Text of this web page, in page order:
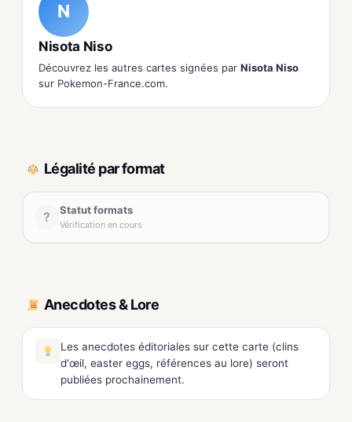
N
Nisota Niso
Découvrez les autres cartes signées par Nisota Niso
sur Pokemon-France.com.
Légalité par format
? Statut formats
Vérification en cours
Anecdotes & Lore
Les anecdotes éditoriales sur cette carte (clins
d'œil, easter eggs, références au lore) seront
publiées prochainement.